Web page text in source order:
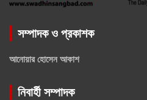
সম্পাদক ও প্রকাশক
আনোয়ার হোসেন আকাশ
নিবার্হী সম্পাদক